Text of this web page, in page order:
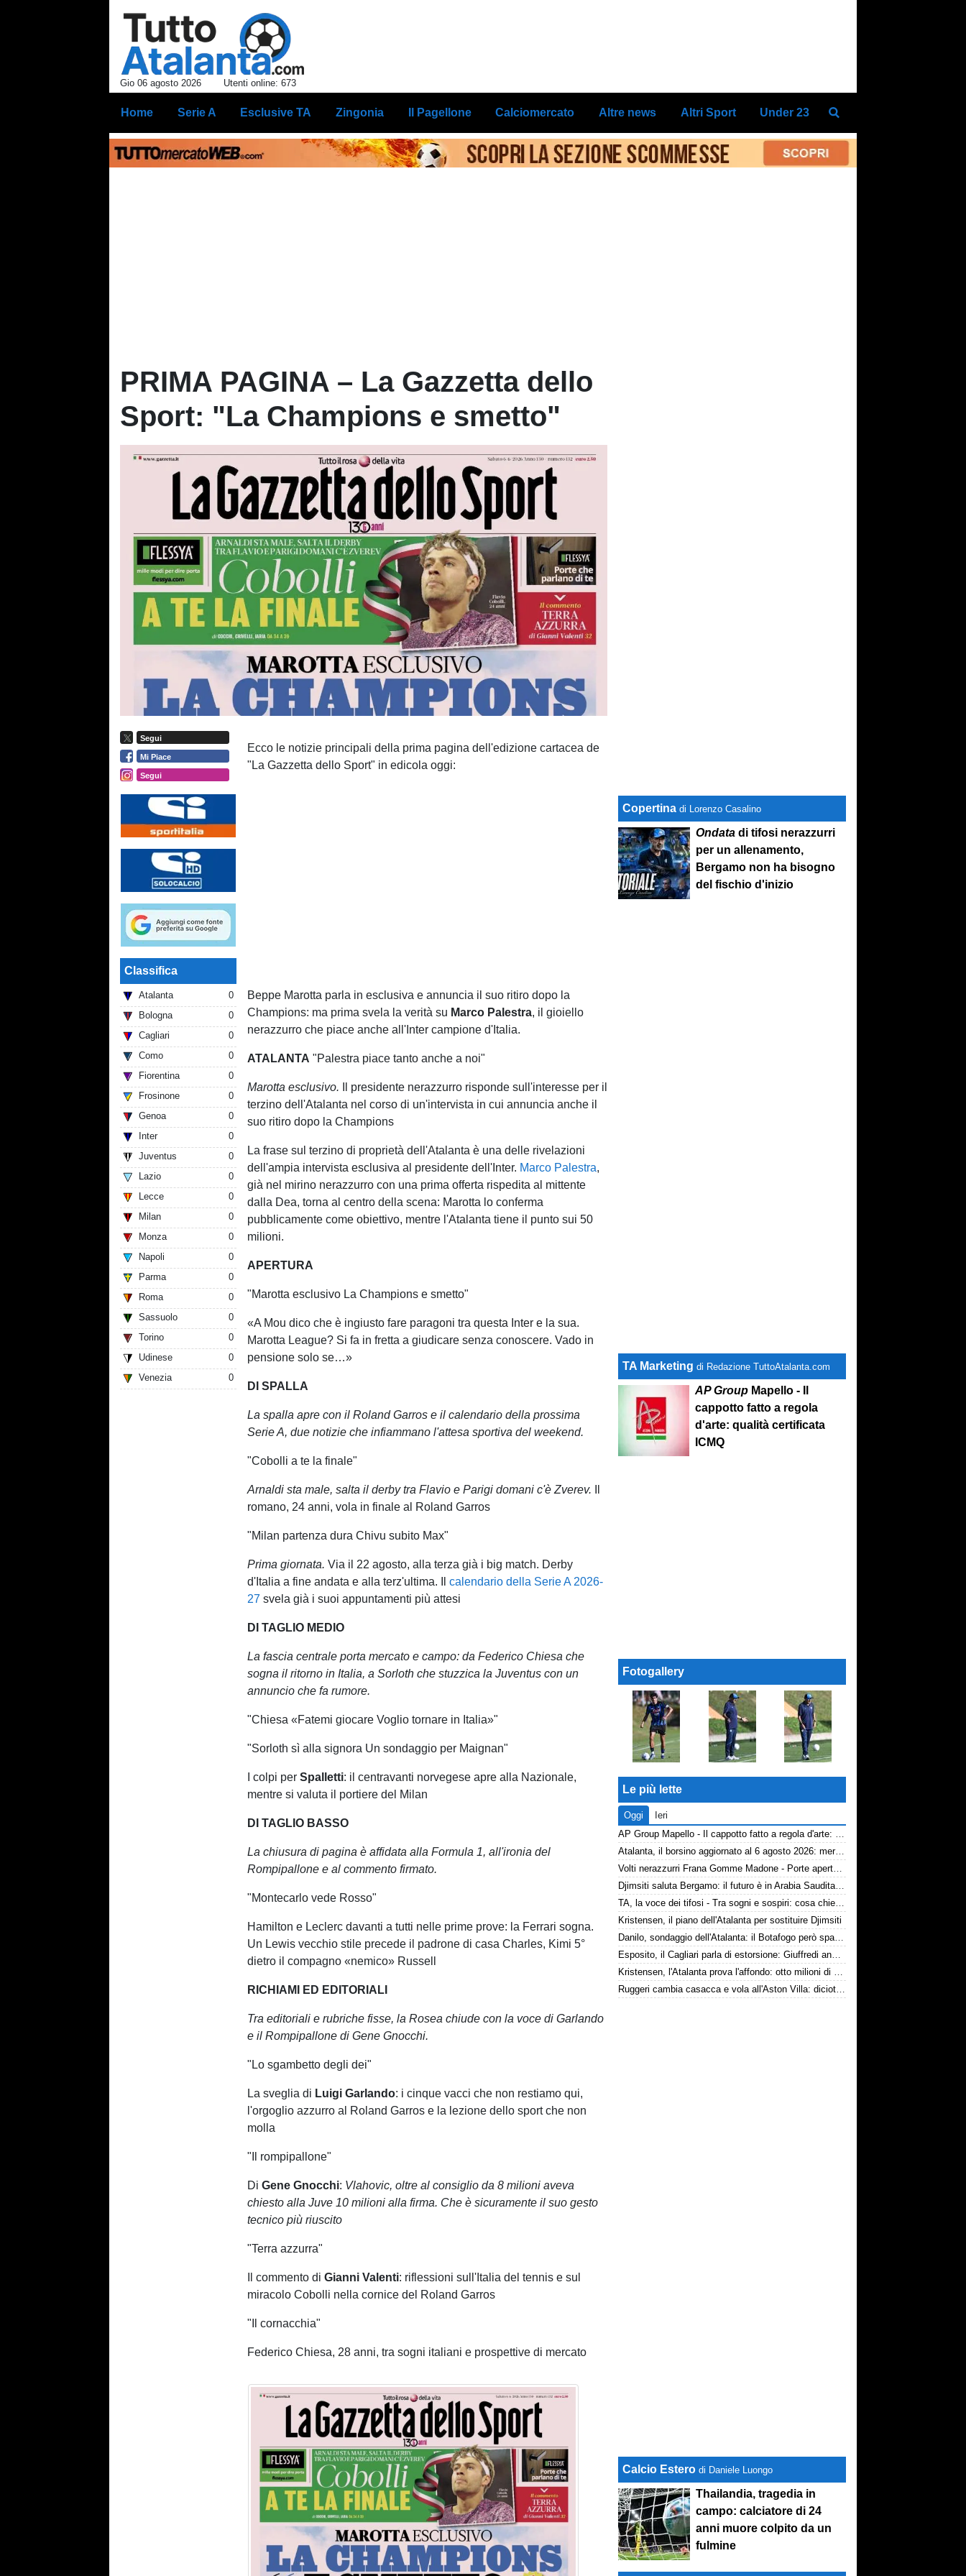
Gio 06 agosto 2026 Utenti online: 673
Home Serie A Esclusive TA Zingonia Il Pagellone Calciomercato Altre news Altri Sport Under 23
PRIMA PAGINA – La Gazzetta dello
Sport: "La Champions e smetto"
Segui
Mi Piace
Segui
Classifica
Atalanta
0
Bologna
0
Cagliari
0
Como
0
Fiorentina
0
Frosinone
0
Genoa
0
Inter
0
Juventus
0
Lazio
0
Lecce
0
Milan
0
Monza
0
Napoli
0
Parma
0
Roma
0
Sassuolo
0
Torino
0
Udinese
0
Venezia
0
Ecco le notizie principali della prima pagina dell'edizione cartacea de
"La Gazzetta dello Sport" in edicola oggi:
Beppe Marotta parla in esclusiva e annuncia il suo ritiro dopo la
Champions: ma prima svela la verità su Marco Palestra, il gioiello
nerazzurro che piace anche all'Inter campione d'Italia.
ATALANTA "Palestra piace tanto anche a noi"
Marotta esclusivo. Il presidente nerazzurro risponde sull'interesse per il
terzino dell'Atalanta nel corso di un'intervista in cui annuncia anche il
suo ritiro dopo la Champions
La frase sul terzino di proprietà dell'Atalanta è una delle rivelazioni
dell'ampia intervista esclusiva al presidente dell'Inter. Marco Palestra,
già nel mirino nerazzurro con una prima offerta rispedita al mittente
dalla Dea, torna al centro della scena: Marotta lo conferma
pubblicamente come obiettivo, mentre l'Atalanta tiene il punto sui 50
milioni.
APERTURA
"Marotta esclusivo La Champions e smetto"
«A Mou dico che è ingiusto fare paragoni tra questa Inter e la sua.
Marotta League? Si fa in fretta a giudicare senza conoscere. Vado in
pensione solo se…»
DI SPALLA
La spalla apre con il Roland Garros e il calendario della prossima
Serie A, due notizie che infiammano l'attesa sportiva del weekend.
"Cobolli a te la finale"
Arnaldi sta male, salta il derby tra Flavio e Parigi domani c'è Zverev.
romano, 24 anni, vola in finale al Roland Garros
"Milan partenza dura Chivu subito Max"
Prima giornata. Via il 22 agosto, alla terza già i big match. Derby
d'Italia a fine andata e alla terz'ultima. Ilcalendario della Serie A 2026-
27 svela già i suoi appuntamenti più attesi
DI TAGLIO MEDIO
La fascia centrale porta mercato e campo: da Federico Chiesa che
sogna il ritorno in Italia, a Sorloth che stuzzica la Juventus con un
annuncio che fa rumore.
"Chiesa «Fatemi giocare Voglio tornare in Italia»"
"Sorloth sì alla signora Un sondaggio per Maignan"
I colpi perSpalletti: il centravanti norvegese apre alla Nazionale,
mentre si valuta il portiere del Milan
DI TAGLIO BASSO
La chiusura di pagina è affidata alla Formula 1, all'ironia del
Rompipallone e al commento firmato.
"Montecarlo vede Rosso"
Hamilton e Leclerc davanti a tutti nelle prime prove: la Ferrari sogna.
Un Lewis vecchio stile precede il padrone di casa Charles, Kimi 5°
dietro il compagno «nemico» Russell
RICHIAMI ED EDITORIALI
Tra editoriali e rubriche fisse, la Rosea chiude con la voce di Garlando
e il Rompipallone di Gene Gnocchi.
"Lo sgambetto degli dei"
La sveglia di Luigi Garlando: i cinque vacci che non restiamo qui,
l'orgoglio azzurro al Roland Garros e la lezione dello sport che non
molla
"Il rompipallone"
DiGene Gnocchi: Vlahovic, oltre al consiglio da 8 milioni aveva
chiesto alla Juve 10 milioni alla firma. Che è sicuramente il suo gesto
tecnico più riuscito
"Terra azzurra"
Il commento diGianni Valenti: riflessioni sull'Italia del tennis e sul
miracolo Cobolli nella cornice del Roland Garros
"Il cornacchia"
Federico Chiesa, 28 anni, tra sogni italiani e prospettive di mercato
Copertina di Lorenzo Casalino
Ondata di tifosi nerazzurri
per un allenamento,
Bergamo non ha bisogno
del fischio d'inizio
TA Marketing di Redazione TuttoAtalanta.com
AP Group Mapello - Il
cappotto fatto a regola
d'arte: qualità certificata
ICMQ
Fotogallery
Le più lette
Oggi
Ieri
AP Group Mapello - Il cappotto fatto a regola d'arte: qualità certificata ICMQ
Atalanta, il borsino aggiornato al 6 agosto 2026: mercato in entrata ancora in stand-by. Si lavora sulle cessioni
Volti nerazzurri Frana Gomme Madone - Porte aperte alla New Balance Arena: i volti dei tifosi della Dea
Djimsiti saluta Bergamo: il futuro è in Arabia Saudita! Tre milioni e firma biennale
TA, la voce dei tifosi - Tra sogni e sospiri: cosa chiedono davvero i tifosi dell'Atalanta
Kristensen, il piano dell'Atalanta per sostituire Djimsiti
Danilo, sondaggio dell'Atalanta: il Botafogo però spara alto
Esposito, il Cagliari parla di estorsione: Giuffredi annuncia denuncia
Kristensen, l'Atalanta prova l'affondo: otto milioni di distanza
Ruggeri cambia casacca e vola all'Aston Villa: diciotto milioni più bonus
Calcio Estero di Daniele Luongo
Thailandia, tragedia in
campo: calciatore di 24
anni muore colpito da un
fulmine